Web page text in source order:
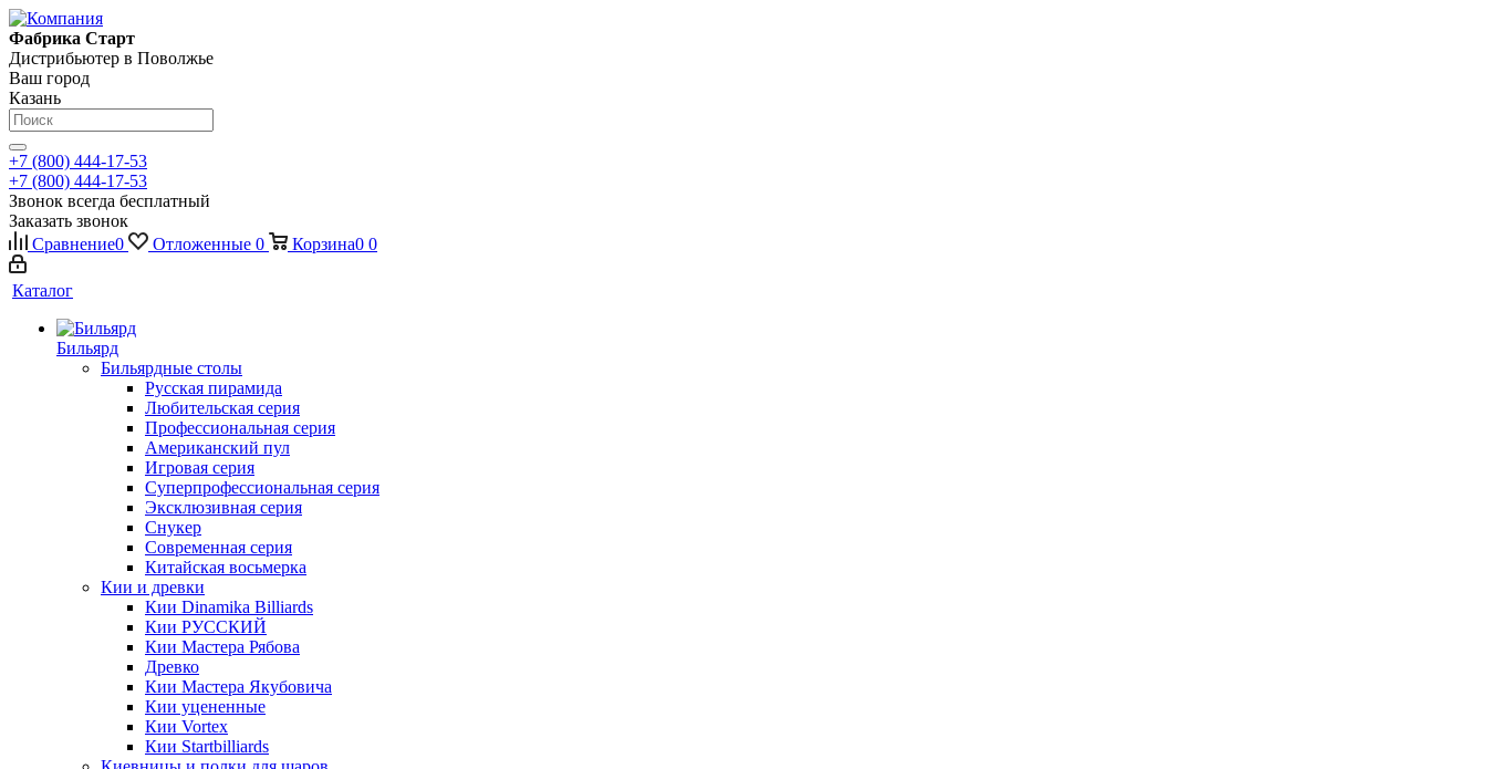
Фабрика Старт
Дистрибьютер в Поволжье
Ваш город
Казань
+7 (800) 444-17-53
+7 (800) 444-17-53
Звонок всегда бесплатный
Заказать звонок
Сравнение0 Отложенные 0 Корзина0 0
Каталог
Бильярд
Бильярдные столы
Русская пирамида
Любительская серия
Профессиональная серия
Американский пул
Игровая серия
Суперпрофессиональная серия
Эксклюзивная серия
Снукер
Современная серия
Китайская восьмерка
Кии и древки
Кии Dinamika Billiards
Кии РУССКИЙ
Кии Мастера Рябова
Древко
Кии Мастера Якубовича
Кии уцененные
Кии Vortex
Кии Startbilliards